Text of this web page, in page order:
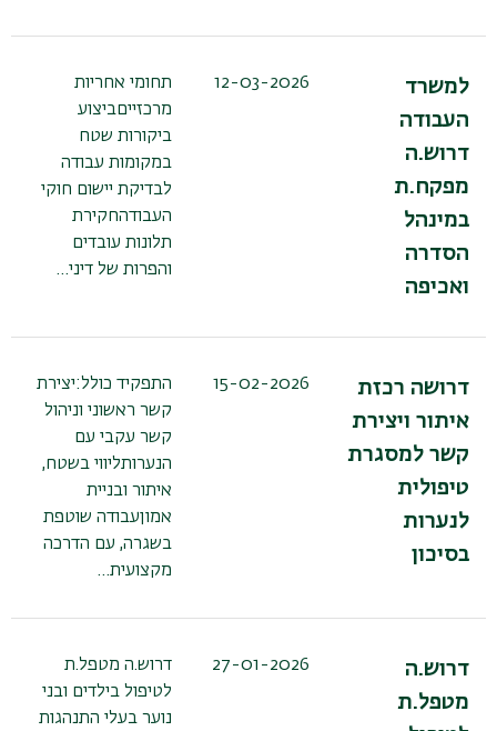
למשרד
העבודה
דרוש.ה
מפקח.ת
במינהל
הסדרה
ואכיפה
12-03-2026
תחומי אחריות
מרכזייםביצוע
ביקורות שטח
במקומות עבודה
לבדיקת יישום חוקי
העבודהחקירת
תלונות עובדים
והפרות של דיני…
דרושה רכזת
איתור ויצירת
קשר למסגרת
טיפולית
לנערות
בסיכון
15-02-2026
התפקיד כולל:יצירת
קשר ראשוני וניהול
קשר עקבי עם
הנערותליווי בשטח,
איתור ובניית
אמוןעבודה שוטפת
בשגרה, עם הדרכה
מקצועית…
דרוש.ה
מטפל.ת
27-01-2026
דרוש.ה מטפל.ת
לטיפול בילדים ובני
נוער בעלי התנהגות